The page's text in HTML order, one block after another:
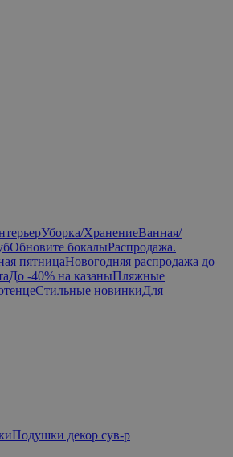
Уборка/ХранениеВанная/
Обновите бокалыРаспродажа.
пятницаНовогодняя распродажа до
До -40% на казаныПляжные
Стильные новинкиДля
Подушки декор сув-р